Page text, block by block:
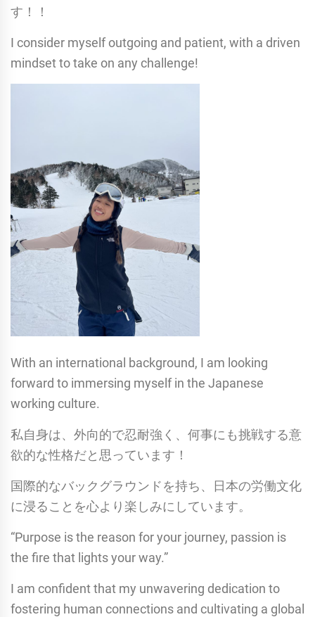
す！！
I consider myself outgoing and patient, with a driven
mindset to take on any challenge!
With an international background, I am looking
forward to immersing myself in the Japanese
working culture.
私自身は、外向的で忍耐強く、何事にも挑戦する意
欲的な性格だと思っています！
国際的なバックグラウンドを持ち、日本の労働文化
に浸ることを心より楽しみにしています。
“Purpose is the reason for your journey, passion is
the fire that lights your way.”
I am confident that my unwavering dedication to
fostering human connections and cultivating a global